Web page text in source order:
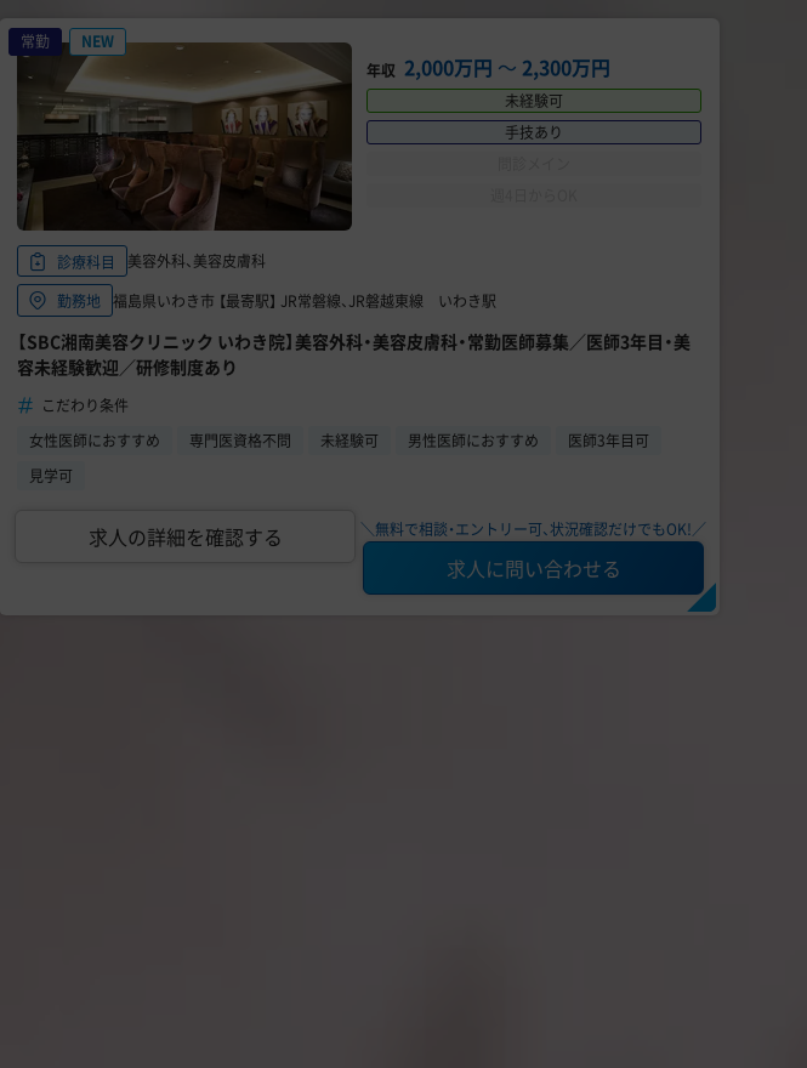
常勤
NEW
年収 2,000万円 〜 2,300万円
未経験可
手技あり
診療科目
美容外科、美容皮膚科
勤務地 福島県いわき市 【最寄駅】 JR常磐線、JR磐越東線 いわき駅
【SBC湘南美容クリニック いわき院】美容外科・美容皮膚科・常勤医師募集／医師3年目・美
容未経験歓迎／研修制度あり
こだわり条件
女性医師におすすめ
専門医資格不問 未経験可 男性医師におすすめ
医師3年目可
見学可
求人の詳細を確認する ＼無料で相談・エントリー可、状況確認だけでもOK!／
求人に問い合わせる